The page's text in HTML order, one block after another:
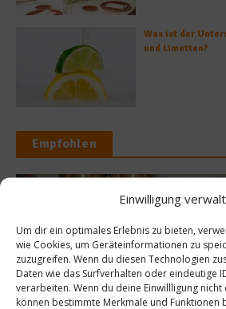
Einwilligung
Um dir ein optimales Erlebnis zu bieten,
wie Cookies, um Geräteinformationen zu
zuzugreifen. Wenn du diesen Technologien
Daten wie das Surfverhalten oder eindeutige
verarbeiten. Wenn du deine Einwillligung
können bestimmte Merkmale und Funktionen
Was ist der
und Limetten?
Empfohlen
erobern